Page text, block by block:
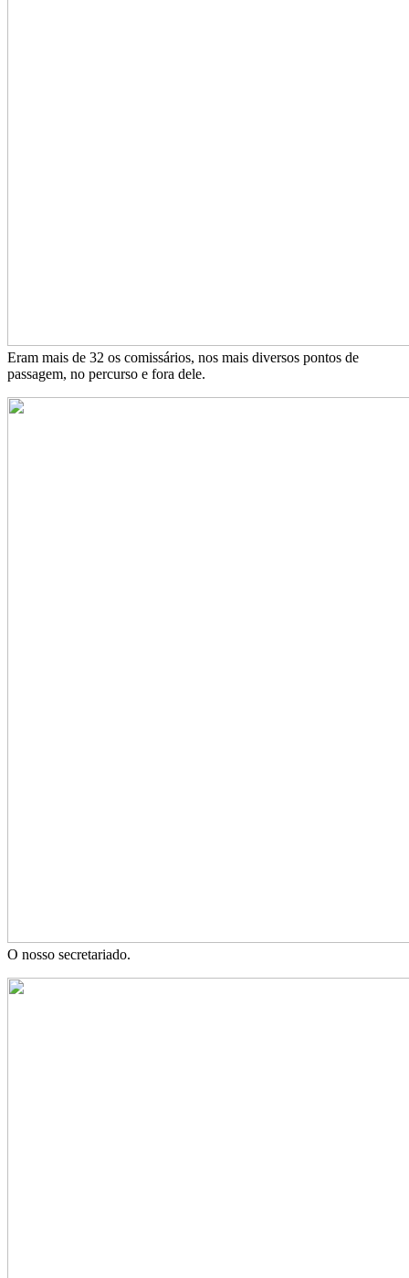
Eram mais de 32 os comissários, nos mais diversos pontos de
passagem, no percurso e fora dele.
O nosso secretariado.